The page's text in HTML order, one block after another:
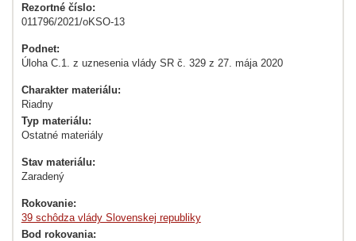
Rezortné číslo:
011796/2021/oKSO-13
Podnet:
Úloha C.1. z uznesenia vlády SR č. 329 z 27. mája 2020
Charakter materiálu:
Riadny
Typ materiálu:
Ostatné materiály
Stav materiálu:
Zaradený
Rokovanie:
39 schôdza vlády Slovenskej republiky
Bod rokovania: